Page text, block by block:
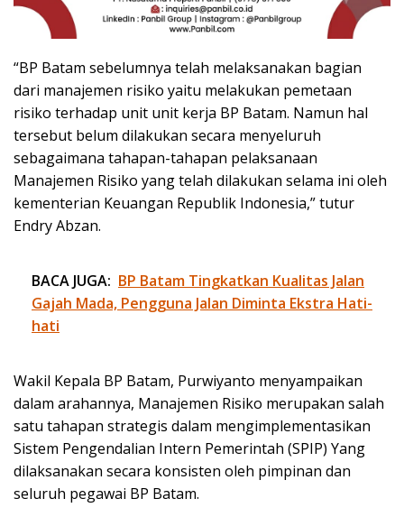
“BP Batam sebelumnya telah melaksanakan bagian
dari manajemen risiko yaitu melakukan pemetaan
risiko terhadap unit unit kerja BP Batam. Namun hal
tersebut belum dilakukan secara menyeluruh
sebagaimana tahapan-tahapan pelaksanaan
Manajemen Risiko yang telah dilakukan selama ini oleh
kementerian Keuangan Republik Indonesia,” tutur
Endry Abzan.
BACA JUGA: BP Batam Tingkatkan Kualitas Jalan
Gajah Mada, Pengguna Jalan Diminta Ekstra Hati-
hati
Wakil Kepala BP Batam, Purwiyanto menyampaikan
dalam arahannya, Manajemen Risiko merupakan salah
satu tahapan strategis dalam mengimplementasikan
Sistem Pengendalian Intern Pemerintah (SPIP) Yang
dilaksanakan secara konsisten oleh pimpinan dan
seluruh pegawai BP Batam.